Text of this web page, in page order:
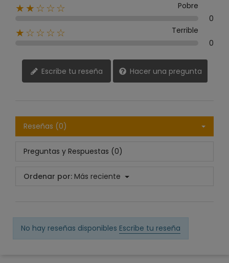
★★☆☆☆
Pobre
0
★☆☆☆☆
Terrible
0
Escribe tu reseña Hacer una pregunta
Reseñas (0)
Preguntas y Respuestas (0)
Ordenar por: Más reciente
No hay reseñas disponibles Escribe tu reseña